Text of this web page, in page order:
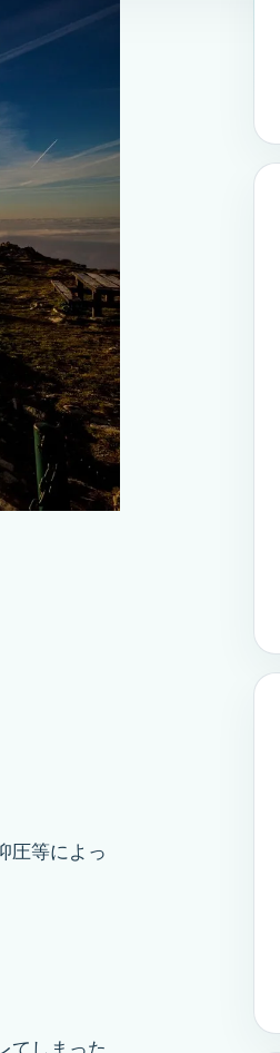
圧等によっ